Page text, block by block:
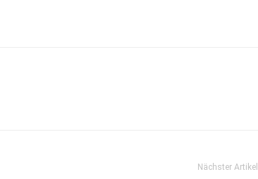
Nächster Artikel